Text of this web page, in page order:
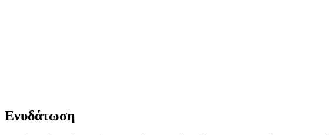
Ενυδάτωση